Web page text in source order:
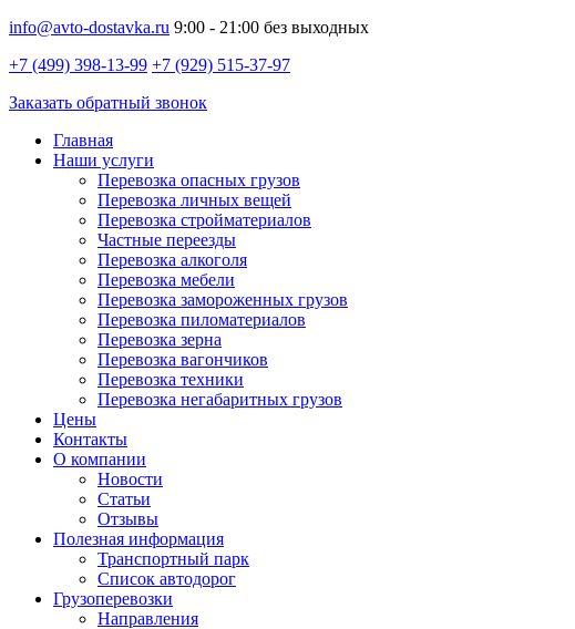
info@avto-dostavka.ru 9:00 - 21:00 без выходных
+7 (499) 398-13-99 +7 (929) 515-37-97
Заказать обратный звонок
Главная
Наши услуги
Перевозка опасных грузов
Перевозка личных вещей
Перевозка стройматериалов
Частные переезды
Перевозка алкоголя
Перевозка мебели
Перевозка замороженных грузов
Перевозка пиломатериалов
Перевозка зерна
Перевозка вагончиков
Перевозка техники
Перевозка негабаритных грузов
Цены
Контакты
О компании
Новости
Статьи
Отзывы
Полезная информация
Транспортный парк
Список автодорог
Грузоперевозки
Направления